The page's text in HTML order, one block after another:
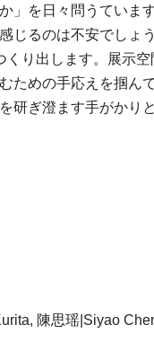
を日々問うていま
るのは不安でしょ
り出します。展示
めの手応えを掴
研ぎ澄ます手がかり
陳思瑶|Siyao